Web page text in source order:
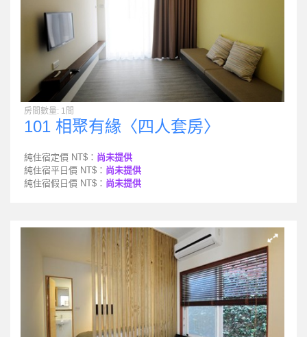
房間數量: 1間
101 相聚有緣〈四人套房〉
純住宿定價 NT$： 尚未提供
純住宿平日價 NT$： 尚未提供
純住宿假日價 NT$： 尚未提供